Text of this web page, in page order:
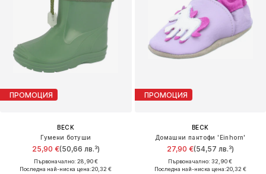
ПРОМОЦИЯ
BECK
Гумени ботуши
25,90 €(50,66 лв.³)
Първоначално: 28,90 €
Последна най-ниска цена:20,32 €
ПРОМОЦИЯ
BECK
Домашни пантофи 'Einhorn'
27,90 €(54,57 лв.³)
Първоначално: 32,90 €
Последна най-ниска цена:20,32 €